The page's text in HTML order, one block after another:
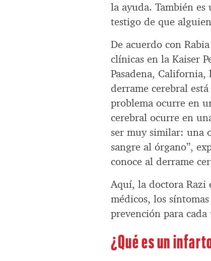
la ayuda. También
testigo de que
De acuerdo con
clínicas en la Kaiser
Pasadena,
derrame cerebral
problema ocurre en
cerebral ocurre en
ser muy similar: una
sangre al órgano”,
conoce al derrame
Aquí, la doctora Razi
médicos, los
prevención para cada
¿Qué es un